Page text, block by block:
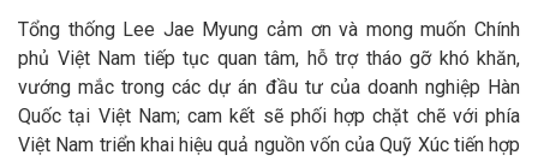
Tổng thống Lee Jae Myung cảm ơn và mong muốn Chính
phủ Việt Nam tiếp tục quan tâm, hỗ trợ tháo gỡ khó khăn,
vướng mắc trong các dự án đầu tư của doanh nghiệp Hàn
Quốc tại Việt Nam; cam kết sẽ phối hợp chặt chẽ với phía
Việt Nam triển khai hiệu quả nguồn vốn của Quỹ Xúc tiến hợp